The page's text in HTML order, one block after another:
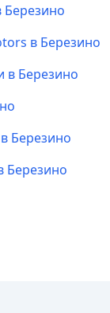
Березино
в Березино
в Березино
Березино
Березино